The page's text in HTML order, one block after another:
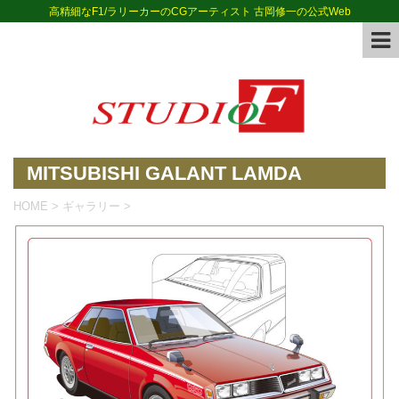
高精細なF1/ラリーカーのCGアーティスト 古岡修一の公式Web
MITSUBISHI GALANT LAMDA
HOME > ギャラリー >